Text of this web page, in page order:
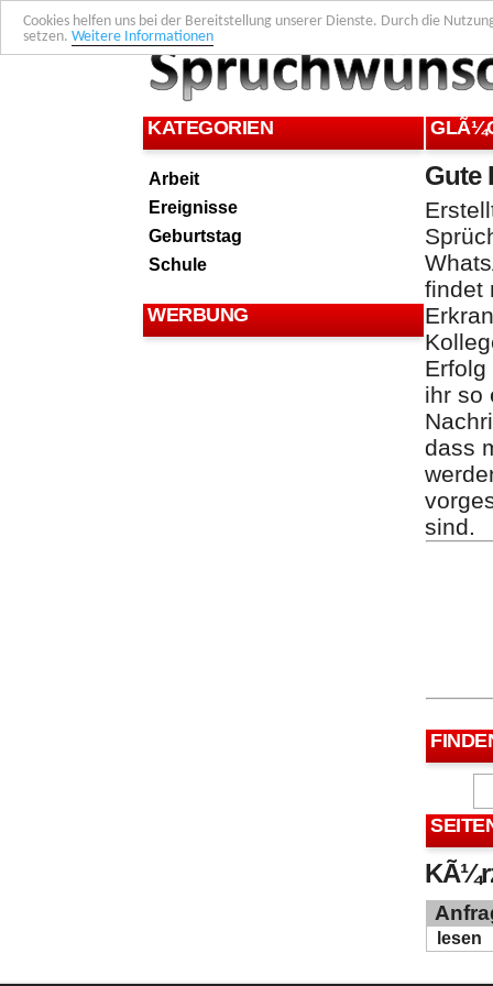
Cookies helfen uns bei der Bereitstellung unserer Dienste. Durch die
setzen. Weitere Informationen
KATEGORIEN
Arbeit
Ereignisse
Geburtstag
Schule
WERBUNG
Gute
findet
ihr so
dass
sind.
lesen